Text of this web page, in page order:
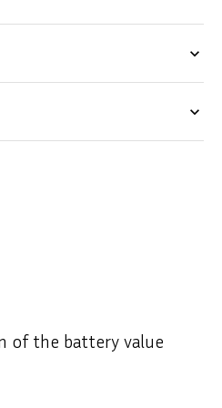
keyboard_arrow_down
keyboard_arrow_down
of the battery value